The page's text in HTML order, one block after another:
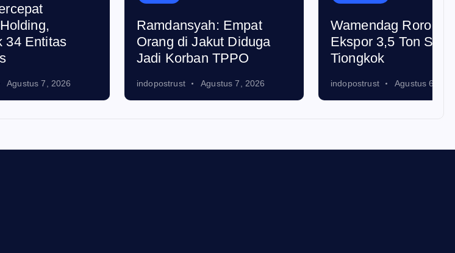
Ramdansyah: Empat
Orang di Jakut Diduga
Jadi Korban TPPO
indopostrust Agustus 7, 2026
Wamendag Roro Lepas
Ekspor 3,5 Ton Salak ke
indopostrust Agustus 6, 2026